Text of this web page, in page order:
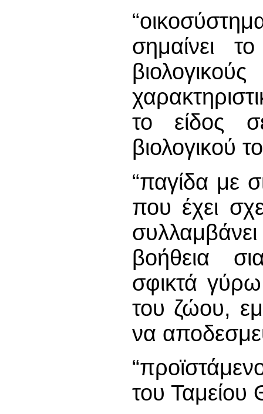
σημαίνει
το είδος
βιολογικού
“παγίδα με
που έχει
βοήθεια
σφικτά
του ζώου,
να
του